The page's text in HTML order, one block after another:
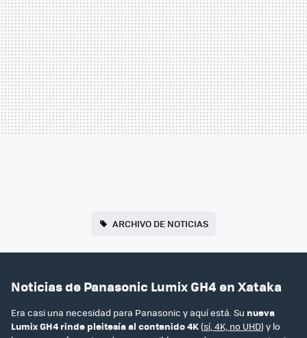
ARCHIVO DE NOTICIAS
Noticias de Panasonic Lumix GH4 en Xataka
Era casi una necesidad para Panasonic y aquí está. Su nueva
Lumix GH4 rinde pleitesía al contenido 4K(sí, 4K, no UHD) y lo